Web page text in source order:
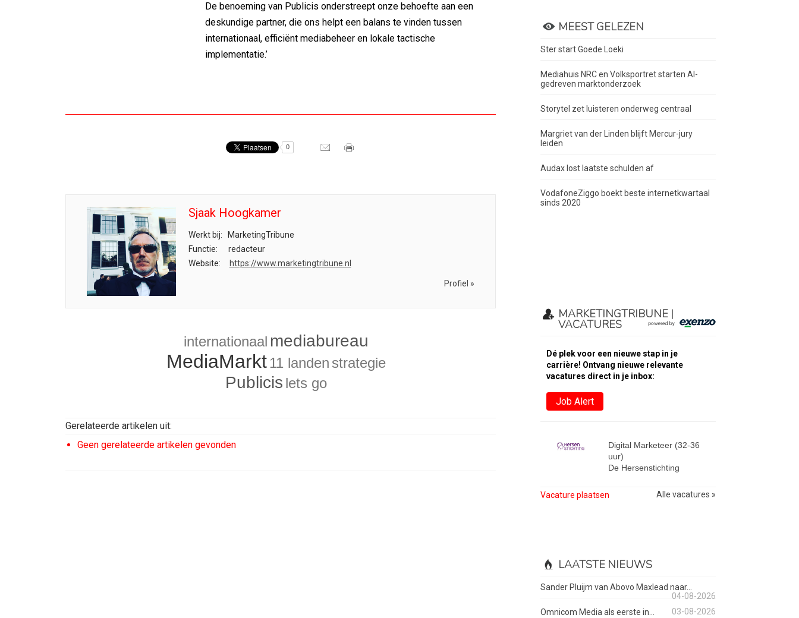
De benoeming van Publicis onderstreept onze behoefte aan een
deskundige partner, die ons helpt een balans te vinden tussen
internationaal, efficiënt mediabeheer en lokale tactische
implementatie.’
0
Sjaak Hoogkamer
Werkt bij:
MarketingTribune
Functie:
redacteur
Website:
https://www.marketingtribune.nl
Profiel »
internationaal mediabureau
MediaMarkt 11 landen strategie
Publicis lets go
Gerelateerde artikelen uit:
Geen gerelateerde artikelen gevonden
MEEST GELEZEN
Ster start Goede Loeki
Mediahuis NRC en Volksportret starten AI-
gedreven marktonderzoek
Storytel zet luisteren onderweg centraal
Margriet van der Linden blijft Mercur-jury
leiden
Audax lost laatste schulden af
VodafoneZiggo boekt beste internetkwartaal
sinds 2020
MARKETINGTRIBUNE |
VACATURES
Dé plek voor een nieuwe stap in je
carrière! Ontvang nieuwe relevante
vacatures direct in je inbox:
Job Alert
Digital Marketeer (32-36
uur)
De Hersenstichting
Vacature plaatsen Alle vacatures »
LAATSTE NIEUWS
Sander Pluijm van Abovo Maxlead naar...
04-08-2026
Omnicom Media als eerste in...
03-08-2026